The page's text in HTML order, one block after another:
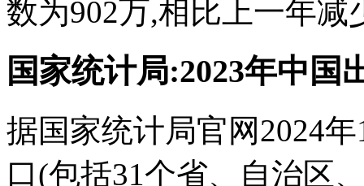
数为902万,相比上一年减
国家统计局:2023年中国
据国家统计局官网2024
口(包括31个省、自治区